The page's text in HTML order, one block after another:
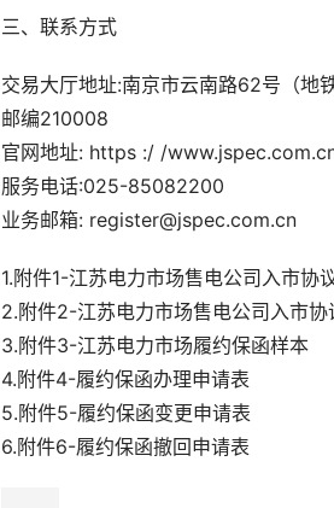
三、联系方式
交易大厅地址:南京市云南路62号（地
邮编210008
官网地址: https :/ /
服务电话:025-85082200
业务邮箱: register@jspec.com.cn
1.附件1-江苏电力市场售电公司入市协
2.附件2-江苏电力市场售电公司入市协
3.附件3-江苏电力市场履约保函样本
4.附件4-履约保函办理申请表
5.附件5-履约保函变更申请表
6.附件6-履约保函撤回申请表